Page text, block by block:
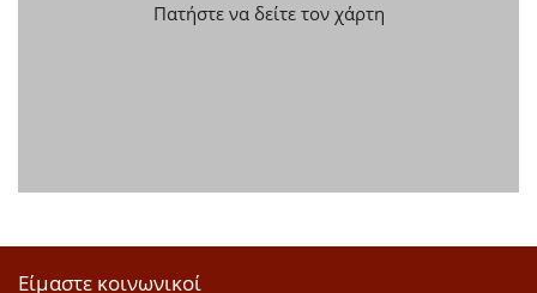
Πατήστε να δείτε τον χάρτη
Είμαστε κοινωνικοί